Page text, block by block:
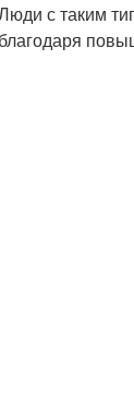
Спасение
с таким
благодаря